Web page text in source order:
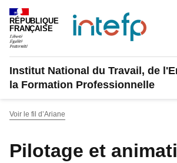
Panneau de gestion des cookies
RÉPUBLIQUE
FRANÇAISE
Institut National du Travail, de
la Formation Professionnelle
Voir le fil d’Ariane
Pilotage et